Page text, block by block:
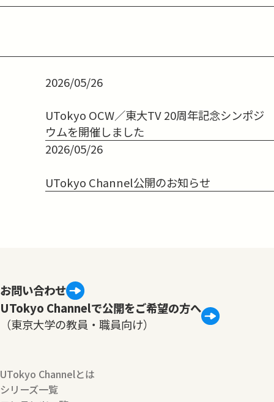
2026/05/26
UTokyo OCW／東大TV 20周年記念シンポジ
ウムを開催しました
2026/05/26
UTokyo Channel公開のお知らせ
お問い合わせ
UTokyo Channelで公開をご希望の方へ
（東京大学の教員・職員向け）
UTokyo Channelとは
シリーズ一覧